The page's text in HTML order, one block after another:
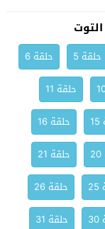
حلقة 5
حلقة 6
حلقة 11
حلقة 16
حلقة 21
حلقة 26
حلقة 31